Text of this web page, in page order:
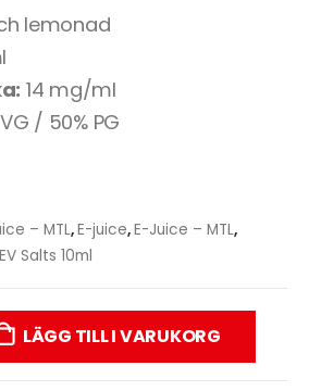
lemonad
14 mg/ml
/ 50% PG
– MTL,E-juice,E-Juice – MTL,
Salts 10ml
LÄGG TILL I VARUKORG